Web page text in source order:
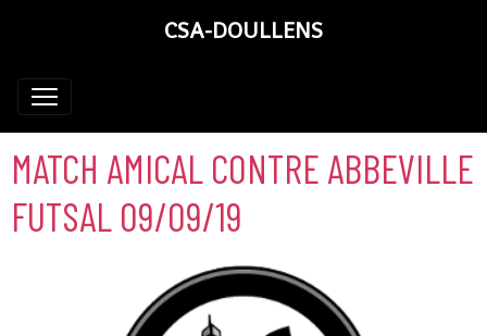
CSA-DOULLENS
MATCH AMICAL CONTRE ABBEVILLE
FUTSAL 09/09/19